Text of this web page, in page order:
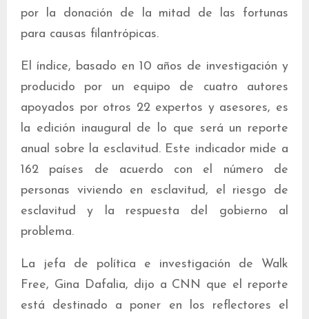
por la donación de la mitad de las fortunas
para causas filantrópicas.
El índice, basado en 10 años de investigación y
producido por un equipo de cuatro autores
apoyados por otros 22 expertos y asesores, es
la edición inaugural de lo que será un reporte
anual sobre la esclavitud. Este indicador mide a
162 países de acuerdo con el número de
personas viviendo en esclavitud, el riesgo de
esclavitud y la respuesta del gobierno al
problema.
La jefa de política e investigación de Walk
Free, Gina Dafalia, dijo a CNN que el reporte
está destinado a poner en los reflectores el